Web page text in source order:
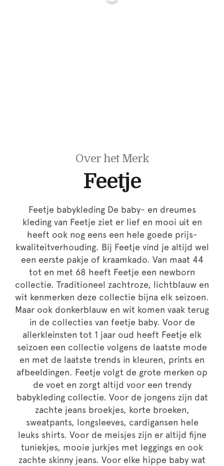
Over het Merk
Feetje
Feetje babykleding De baby- en dreumes
kleding van Feetje ziet er lief en mooi uit en
heeft ook nog eens een hele goede prijs-
kwaliteitverhouding. Bij Feetje vind je altijd wel
een eerste pakje of kraamkado. Van maat 44
tot en met 68 heeft Feetje een newborn
collectie. Traditioneel zachtroze, lichtblauw en
wit kenmerken deze collectie bijna elk seizoen.
Maar ook donkerblauw en wit komen vaak terug
in de collecties van feetje baby. Voor de
allerkleinsten tot 1 jaar oud heeft Feetje elk
seizoen een collectie volgens de laatste mode
en met de laatste trends in kleuren, prints en
afbeeldingen. Feetje volgt de grote merken op
de voet en zorgt altijd voor een trendy
babykleding collectie. Voor de jongens zijn dat
zachte jeans broekjes, korte broeken,
sweatpants, longsleeves, cardigansen hele
leuks shirts. Voor de meisjes zijn er altijd fijne
tuniekjes, mooie jurkjes met leggings en ook
zachte skinny jeans. Voor elke hippe baby wat